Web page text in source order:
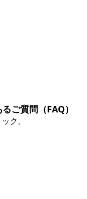
ご質問（FAQ）
ク。